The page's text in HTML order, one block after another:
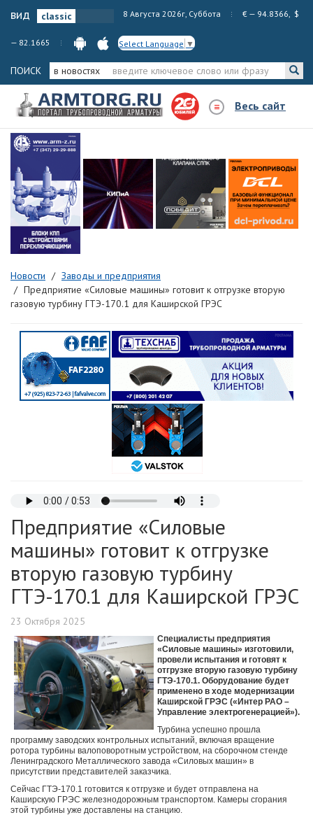
вид 8 Августа 2026г, Суббота € — 94.8366, $
— 82.1665 Select Language ▼
ПОИСК в новостях
Весь сайт
Новости
Заводы и предприятия
Предприятие «Силовые машины» готовит к отгрузке вторую
газовую турбину ГТЭ-170.1 для Каширской ГРЭС
Предприятие «Силовые
машины» готовит к отгрузке
вторую газовую турбину
ГТЭ-170.1 для Каширской ГРЭС
23 Октября 2025
Специалисты предприятия
«Силовые машины» изготовили,
провели испытания и готовят к
отгрузке вторую газовую турбину
ГТЭ-170.1. Оборудование будет
применено в ходе модернизации
Каширской ГРЭС («Интер РАО –
Управление электрогенерацией»).
Турбина успешно прошла
программу заводских контрольных испытаний, включая вращение
ротора турбины валоповоротным устройством, на сборочном стенде
Ленинградского Металлического завода «Силовых машин» в
присутствии представителей заказчика.
Сейчас ГТЭ-170.1 готовится к отгрузке и будет отправлена на
Каширскую ГРЭС железнодорожным транспортом. Камеры сгорания
этой турбины уже доставлены на станцию.